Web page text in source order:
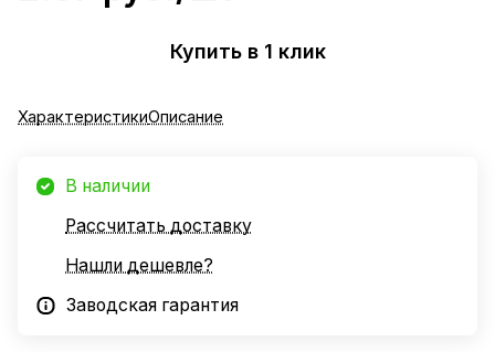
Купить в 1 клик
ХарактеристикиОписание
В наличии
Рассчитать доставку
Нашли дешевле?
Заводская гарантия